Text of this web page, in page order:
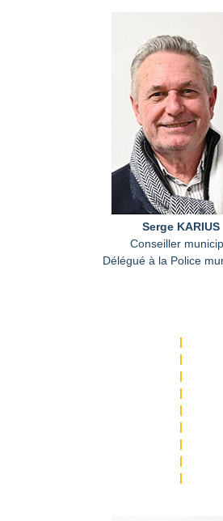
Serge KARIUS
Conseiller
Délégué à la Police
|
|
|
|
|
|
|
|
|